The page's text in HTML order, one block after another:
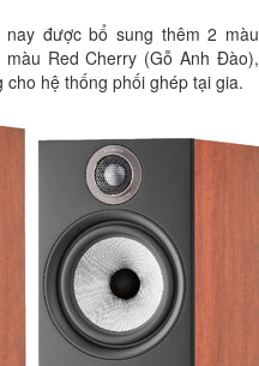
nay được bổ sung thêm 2 màu
Red Cherry (Gỗ Anh Đào),
hệ thống phối ghép tại gia.